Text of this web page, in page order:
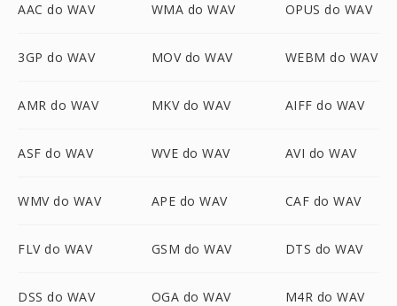
AAC do WAV WMA do WAV OPUS do WAV
3GP do WAV MOV do WAV WEBM do WAV
AMR do WAV MKV do WAV AIFF do WAV
ASF do WAV WVE do WAV AVI do WAV
WMV do WAV APE do WAV CAF do WAV
FLV do WAV GSM do WAV DTS do WAV
DSS do WAV OGA do WAV M4R do WAV